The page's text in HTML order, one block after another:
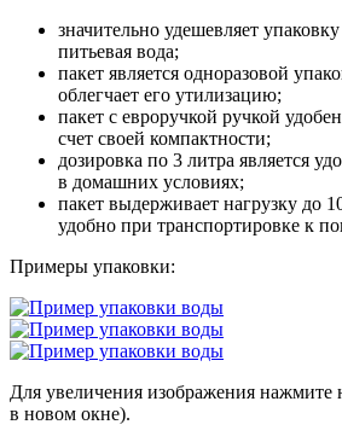
значительно удешевляет
питьевая вода;
пакет является одноразовой
облегчает его утилизацию;
пакет с евроручкой ручкой
счет своей компактности;
дозировка по 3 литра является
в домашних условиях;
пакет выдерживает нагрузку до
удобно при транспортировке к
Примеры упаковки:
Для увеличения изображения нажмите
в новом окне).